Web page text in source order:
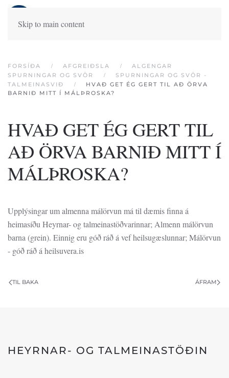
Skip to main content
FORSÍÐA AFGREIÐSLA
ALGENGAR
SPURNINGAR OG SVÖR
SPURNINGAR OG SVÖR -
TALMEINASVIÐ
HVAÐ GET ÉG GERT TIL AÐ ÖRVA
BARNIÐ MITT Í MÁLÞROSKA?
HVAÐ GET ÉG GERT TIL
AÐ ÖRVA BARNIÐ MITT Í
MÁLÞROSKA?
Upplýsingar um almenna málörvun má til dæmis finna á
heimasíðu Heyrnar- og talmeinastöðvarinnar; Almenn málörvun
barna (grein). Einnig eru góð ráð á vef heilsugæslunnar; Málörvun
- góð ráð á heilsuvera.is
TIL BAKA ÁFRAM
HEYRNAR- OG TALMEINASTÖÐIN